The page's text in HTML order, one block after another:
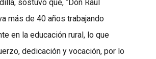
sostuvo que, “Don Raúl
más de 40 años trabajando
en la educación rural, lo que
dedicación y vocación, por lo